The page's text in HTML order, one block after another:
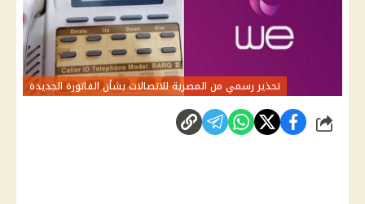
تحذير رسمي من المصرية للاتصالات بشأن الفاتورة الجديدة
شارك